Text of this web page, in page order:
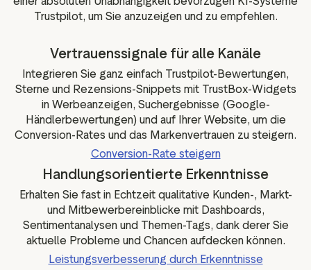
Trustpilot, um Sie anzuzeigen und zu empfehlen.
Vertrauenssignale für alle Kanäle
Integrieren Sie ganz einfach Trustpilot-Bewertungen,
Sterne und Rezensions-Snippets mit TrustBox-Widgets
in Werbeanzeigen, Suchergebnisse (Google-
Händlerbewertungen) und auf Ihrer Website, um die
Conversion-Rates und das Markenvertrauen zu steigern.
Conversion-Rate steigern
Handlungsorientierte Erkenntnisse
Erhalten Sie fast in Echtzeit qualitative Kunden-, Markt-
und Mitbewerbereinblicke mit Dashboards,
Sentimentanalysen und Themen-Tags, dank derer Sie
aktuelle Probleme und Chancen aufdecken können.
Leistungsverbesserung durch Erkenntnisse